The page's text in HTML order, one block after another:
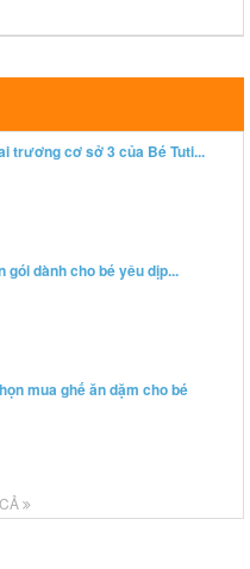
trương cơ sở 3 của Bé Tuti...
gói dành cho bé yêu dịp...
mua ghế ăn dặm cho bé